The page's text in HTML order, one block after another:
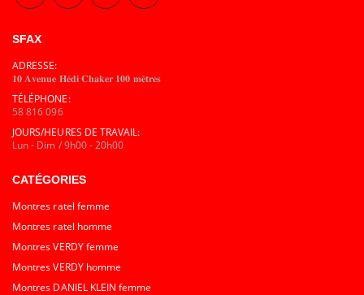
SFAX
ADRESSE:
𝟏𝟎 𝐀𝐯𝐞𝐧𝐮𝐞 𝐇𝐞́𝐝𝐢 𝐂𝐡𝐚𝐤𝐞𝐫 𝟏𝟎𝟎 𝐦𝐞̀𝐭𝐫𝐞𝐬
TÉLÉPHONE:
58 816 096
JOURS/HEURES DE TRAVAIL:
Lun - Dim / 9h00 - 20h00
CATÉGORIES
Montres ratel femme
Montres ratel homme
Montres VERDY femme
Montres VERDY homme
Montres DANIEL KLEIN femme